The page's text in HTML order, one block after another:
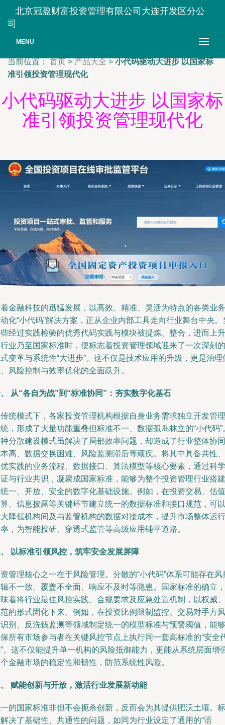
北京冠盈财富投资管理有限公司大连开发区分公
司
MENU
当前位置： 首页 > 产品大全 > 小代码驱动大进步 以国家标
准引领投资管理现代化
小代码驱动大进步 以国家标
准引领投资管理现代化
金融科技的迅猛发展，以高效、精准、灵活为特点的各类业务
化“小代码”解决方案，正从企业内部工具走向行业舞台中央。
经过实践检验的优秀代码实践与模块被提炼、整合，进而上升
业乃至国家标准时，便标志着投资管理领域迎来了一次深刻的
变革与系统性“大进步”。这不仅是技术应用的升级，更是治理
风险控制与效率优化的全面跃升。
从“各自为战”到“标准协同”：夯实数字化基石
统模式下，各家投资管理机构根据自身业务需求独立开发管理
，形成了大量功能重叠但标准不一、数据孤岛林立的“小代码”
分散建设模式虽解决了局部效率问题，却造成了行业整体协同
高、数据交换困难、风险监测滞后等顽疾。将其中具备共性、
实践的业务流程、数据接口、算法模型等核心要素，通过科学
与行业共识，凝聚成国家标准，能够为整个投资管理行业搭建
一、开放、安全的数字化基础设施。例如，在投资交易、估值
、信息披露等关键环节建立统一的数据标准和接口规范，可以
降低机构间及与监管机构的数据对接成本，提升市场整体运行
，为智能投研、穿透式监管等高级应用铺平道路。
以标准引领风控，筑牢安全发展屏障
管理核心之一在于风险管理。分散的“小代码”体系可能存在风
不一致、覆盖不全面、响应不及时等隐患。国家标准的确立，
着将行业最佳风控实践、合规要求及应急处置机制，以权威、
的形式固化下来。例如，在投资比例限制监控、交易对手方风
别、反洗钱监测等领域制定统一的模型标准与预警阈值，能够
所有市场参与者在关键风控节点上执行同一套高标准的“安全
。这不仅能提升单一机构的风险抵御能力，更能从系统层面增
金融市场的稳定性和韧性，防范系统性风险。
赋能创新与开放，激活行业发展新动能
的国家标准非但不会扼杀创新，反而会为其提供肥沃土壤。标
决了基础性、共通性的问题，如同为行业设定了通用的“语